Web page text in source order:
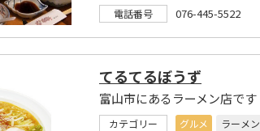
電話番号 076-445-5522
てるてるぼうず
富山市にあるラーメン店です
カテゴリー グルメ
ラーメン